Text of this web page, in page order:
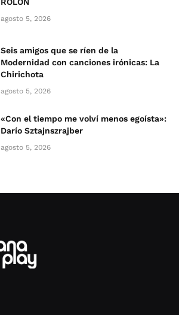
ROLÓN
agosto 5, 2026
Seis amigos que se ríen de la
Modernidad con canciones irónicas: La
Chirichota
agosto 5, 2026
«Con el tiempo me volví menos egoísta»:
Darío Sztajnszrajber
agosto 5, 2026